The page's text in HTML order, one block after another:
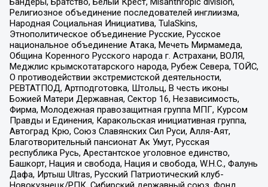
Религиозное объединение последователей инглиизма,
Народная Социальная Инициатива, TulaSkins,
Этнополитическое объединение Русские, Русское
национальное объединение Атака, Мечеть Мирмамеда,
Община Коренного Русского народа г. Астрахани, ВОЛЯ,
Меджлис крымскотатарского народа, Рубеж Севера, ТОЙС,
О противодействии экстремистской деятельности,
РЕВТАТПОД, Артподготовка, Штольц, В честь иконы
Божией Матери Державная, Сектор 16, Независимость,
Фирма, Молодежная правозащитная группа МПГ, Курсом
Правды и Единения, Каракольская инициативная группа,
Автоград Крю, Союз Славянских Сил Руси, Алля-Аят,
Благотворительный пансионат Ак Умут, Русская
республика Русь, Арестантское уголовное единство,
Башкорт, Нация и свобода, Нация и свобода, W.H.С., Фалунь
Дафа, Иртыш Ultras, Русский Патриотический клуб-